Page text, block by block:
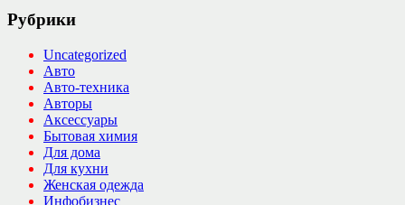
Рубрики
Uncategorized
Авто
Авто-техника
Авторы
Аксессуары
Бытовая химия
Для дома
Для кухни
Женская одежда
Инфобизнес